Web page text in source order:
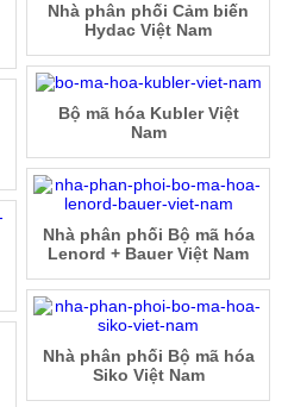
Nhà phân phối Cảm biến
Hydac Việt Nam
Bộ mã hóa Kubler Việt
Nam
Nhà phân phối Bộ mã hóa
Lenord + Bauer Việt Nam
Nhà phân phối Bộ mã hóa
Siko Việt Nam